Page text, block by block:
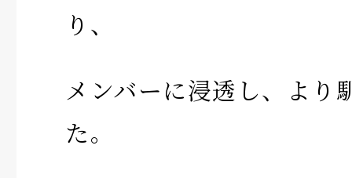
り、
メンバーに浸透し、より
た。